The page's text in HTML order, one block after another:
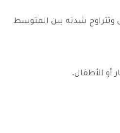
وتتراوح شدته بين المتوسط
أو الأطفال.